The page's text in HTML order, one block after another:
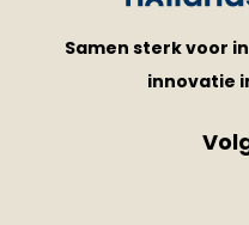
Samen sterk voor
innovatie